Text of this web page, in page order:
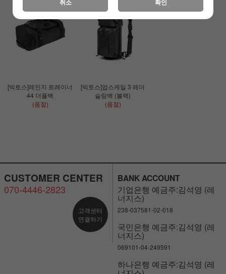
[빅토스]레인지 트레이너
44 더플백
(품절)
[빅토스]업스케일 3 레더
슬링백 (블랙)
(품절)
CUSTOMER CENTER
070-4446-2823
고객센터
연결하기
BANK ACCOUNT
기업은행 예금주:김석영 (레
너지스)
238-037581-02-018
국민은행 예금주:김석영 (레
너지스)
069101-04-249591
하나은행 예금주:김석영 (레
취소 확인